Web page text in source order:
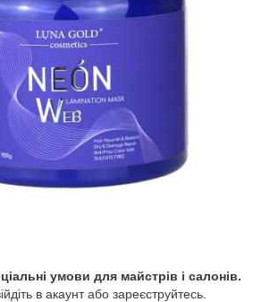
умови для майстрів і салонів.
в акаунт або зареєструйтесь.